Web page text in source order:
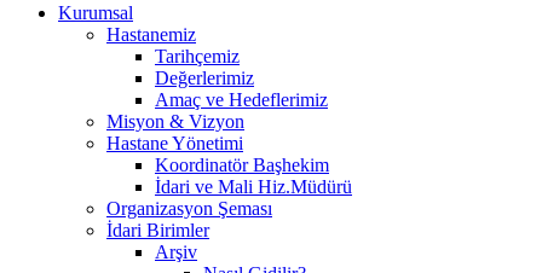
Kurumsal
Hastanemiz
Tarihçemiz
Değerlerimiz
Amaç ve Hedeflerimiz
Misyon & Vizyon
Hastane Yönetimi
Koordinatör Başhekim
İdari ve Mali Hiz.Müdürü
Organizasyon Şeması
İdari Birimler
Arşiv